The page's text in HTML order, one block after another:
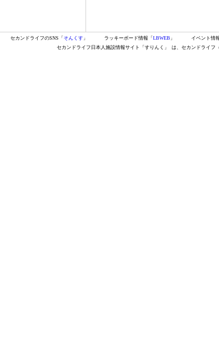
セカンドライフのSNS「そんくす 」 ラッキーボード情報「LBWEB 」
イベント情
セカンドライフ日本人施設情報サイト「すりんく」
は、セカンドライフ